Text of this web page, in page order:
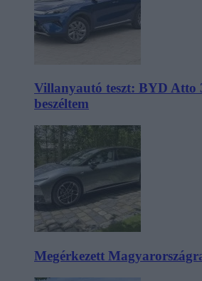
Villanyautó teszt: BYD Atto
beszéltem
Megérkezett